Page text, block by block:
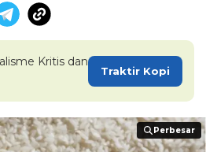
Kritis dan
Traktir Kopi
Perbesar
Perbesar